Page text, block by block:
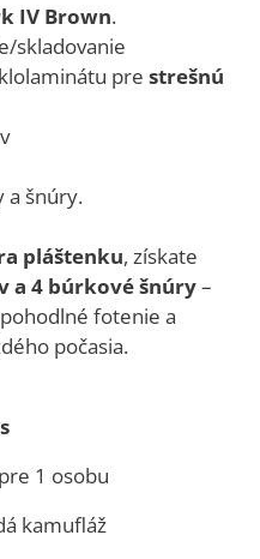
IV Brown.
skladovanie
pre strešnú
a šnúry.
pláštenku, získate
a 4 búrkové šnúry–
fotenie a
počasia.
1 osobu
kamufláž